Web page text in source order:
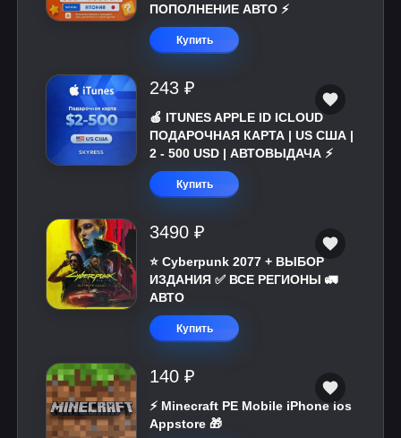
ПОПОЛНЕНИЕ АВТО ⚡
Купить
243 ₽
🍎 ITUNES APPLE ID ICLOUD
ПОДАРОЧНАЯ КАРТА | US США |
2 - 500 USD | АВТОВЫДАЧА ⚡️
Купить
3490 ₽
⭐ Cyberpunk 2077 + ВЫБОР
ИЗДАНИЯ ✅ ВСЕ РЕГИОНЫ 🚛
АВТО
Купить
140 ₽
⚡️ Minecraft PE Mobile iPhone ios
Appstore 🎁